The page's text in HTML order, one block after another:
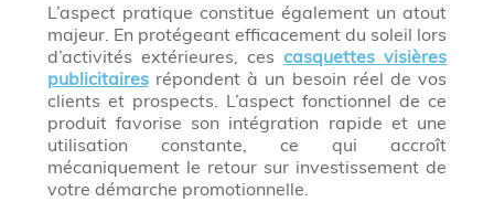
L’aspect pratique constitue également un atout
majeur. En protégeant efficacement du soleil lors
d’activités extérieures, cescasquettes visières
publicitairesrépondent à un besoin réel de vos
clients et prospects. L’aspect fonctionnel de ce
produit favorise son intégration rapide et une
utilisation constante, ce qui accroît
mécaniquement le retour sur investissement de
votre démarche promotionnelle.